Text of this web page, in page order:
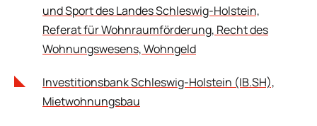
und Sport des Landes Schleswig-Holstein,
Referat für Wohnraumförderung, Recht des
Wohnungswesens, Wohngeld
Investitionsbank Schleswig-Holstein (IB.SH),
Mietwohnungsbau